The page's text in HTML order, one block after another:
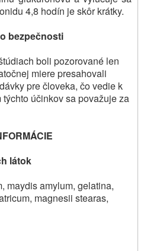
4,8 hodín je skôr krátky.
bezpečnosti
boli pozorované len
miere presahovali
pre človeka, čo vedie k
účinkov sa považuje za
látok
maydis amylum, gelatina,
magnesii stearas,